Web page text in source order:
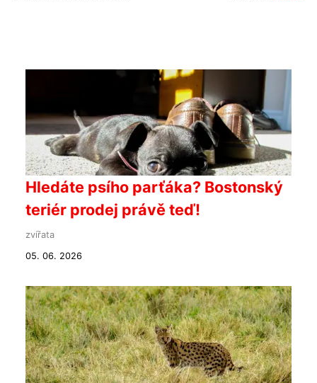
Hledáte psího parťáka? Bostonský
teriér prodej právě teď!
zvířata
05. 06. 2026